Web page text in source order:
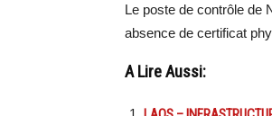
Le poste de contrôle de
absence de certificat
A Lire Aussi: